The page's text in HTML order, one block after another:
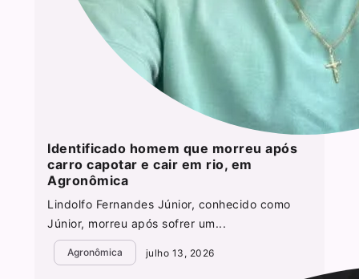
Identificado homem que morreu após
carro capotar e cair em rio, em
Agronômica
Lindolfo Fernandes Júnior, conhecido como
Júnior, morreu após sofrer um...
Agronômica julho 13, 2026